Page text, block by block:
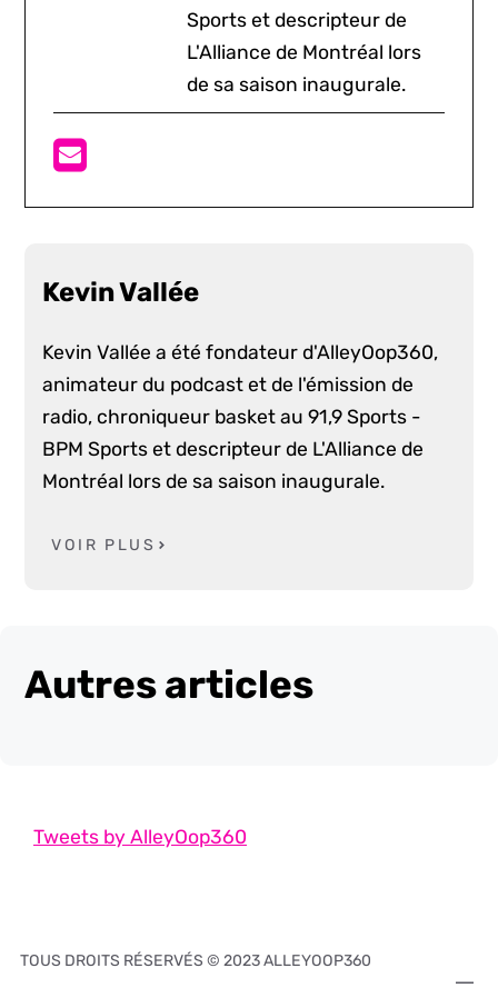
Sports et descripteur de
L'Alliance de Montréal lors
de sa saison inaugurale.
Kevin Vallée
Kevin Vallée a été fondateur d'AlleyOop360,
animateur du podcast et de l'émission de
radio, chroniqueur basket au 91,9 Sports -
BPM Sports et descripteur de L'Alliance de
Montréal lors de sa saison inaugurale.
VOIR PLUS
Autres articles
Tweets by AlleyOop360
TOUS DROITS RÉSERVÉS © 2023 ALLEYOOP360